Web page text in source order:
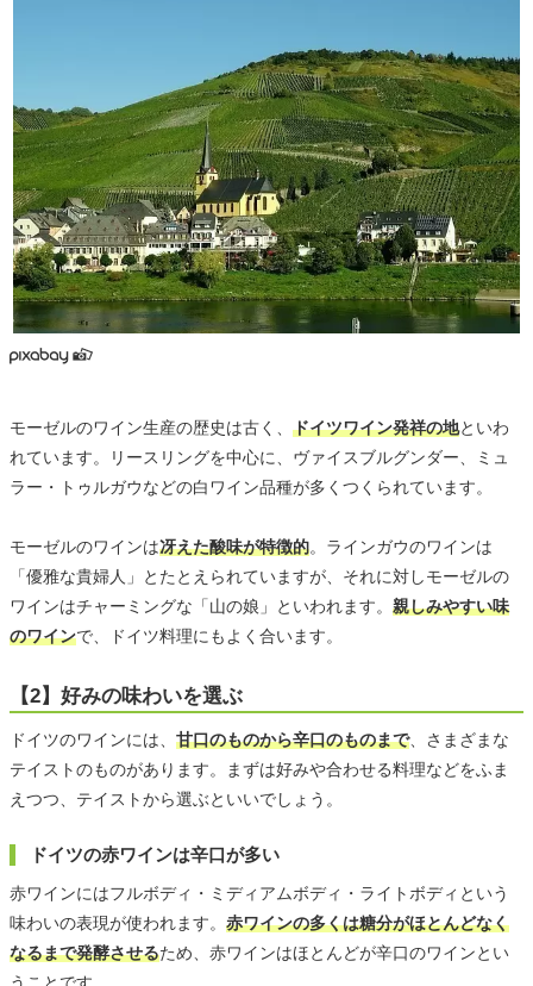
モーゼルのワイン生産の歴史は古く、 ドイツワイン発祥の地といわ
れています。リースリングを中心に、ヴァイスブルグンダー、ミュ
ラー・トゥルガウなどの白ワイン品種が多くつくられています。
モーゼルのワインは冴えた酸味が特徴的。ラインガウのワインは
「優雅な貴婦人」とたとえられていますが、それに対しモーゼルの
ワインはチャーミングな「山の娘」といわれます。 親しみやすい味
のワインで、ドイツ料理にもよく合います。
【2】好みの味わいを選ぶ
ドイツのワインには、 甘口のものから辛口のものまで、さまざまな
テイストのものがあります。まずは好みや合わせる料理などをふま
えつつ、テイストから選ぶといいでしょう。
ドイツの赤ワインは辛口が多い
赤ワインにはフルボディ・ミディアムボディ・ライトボディという
味わいの表現が使われます。 赤ワインの多くは糖分がほとんどなく
なるまで発酵させるため、赤ワインはほとんどが辛口のワインとい